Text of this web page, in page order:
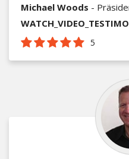
Michael Woods -
5